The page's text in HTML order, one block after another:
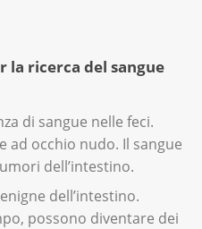
la ricerca del sangue
di sangue nelle feci.
ad occhio nudo. Il sangue
dell’intestino.
dell’intestino.
possono diventare dei